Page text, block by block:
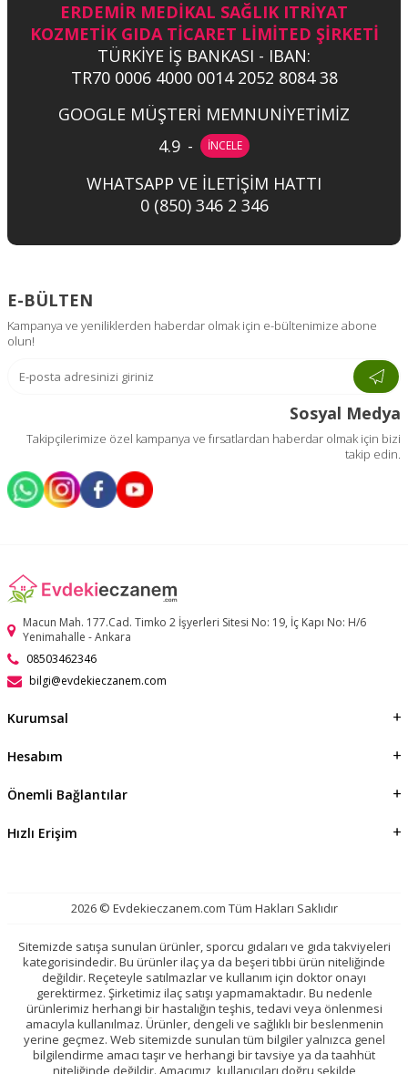
ERDEMİR MEDİKAL SAĞLIK ITRİYAT
KOZMETİK GIDA TİCARET LİMİTED ŞİRKETİ
TÜRKİYE İŞ BANKASI - IBAN:
TR70 0006 4000 0014 2052 8084 38
GOOGLE MÜŞTERİ MEMNUNİYETİMİZ
4.9 - İNCELE
WHATSAPP VE İLETİŞİM HATTI
0 (850) 346 2 346
E-BÜLTEN
Kampanya ve yeniliklerden haberdar olmak için e-bültenimize abone
olun!
Sosyal Medya
Takipçilerimize özel kampanya ve fırsatlardan haberdar olmak için bizi
takip edin.
Macun Mah. 177.Cad. Timko 2 İşyerleri Sitesi No: 19, İç Kapı No: H/6
Yenimahalle - Ankara
08503462346
bilgi@evdekieczanem.com
Kurumsal
Hesabım
Önemli Bağlantılar
Hızlı Erişim
2026 © Evdekieczanem.com Tüm Hakları Saklıdır
Sitemizde satışa sunulan ürünler, sporcu gıdaları ve gıda takviyeleri
kategorisindedir. Bu ürünler ilaç ya da beşeri tıbbi ürün niteliğinde
değildir. Reçeteyle satılmazlar ve kullanım için doktor onayı
gerektirmez. Şirketimiz ilaç satışı yapmamaktadır. Bu nedenle
ürünlerimiz herhangi bir hastalığın teşhis, tedavi veya önlenmesi
amacıyla kullanılmaz. Ürünler, dengeli ve sağlıklı bir beslenmenin
yerine geçmez. Web sitemizde sunulan tüm bilgiler yalnızca genel
bilgilendirme amacı taşır ve herhangi bir tavsiye ya da taahhüt
niteliğinde değildir. Amacımız, kullanıcıları doğru şekilde